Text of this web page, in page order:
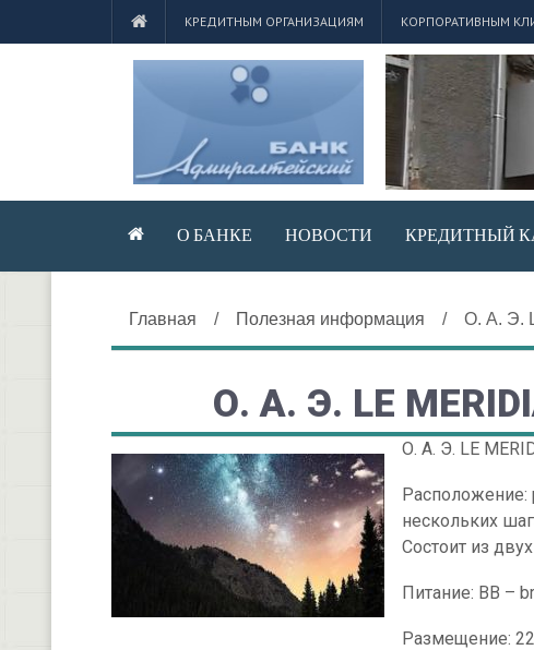
КРЕДИТНЫМ ОРГАНИЗАЦИЯМ КОРПОРАТИВНЫМ
О БАНКЕ НОВОСТИ КРЕДИТНЫЙ
Главная / Полезная информация / О. А. Э.
О. А. Э. LE
О. А. Э. LE
нескольких
Состоит из
Питание: ВВ –
Размещение: